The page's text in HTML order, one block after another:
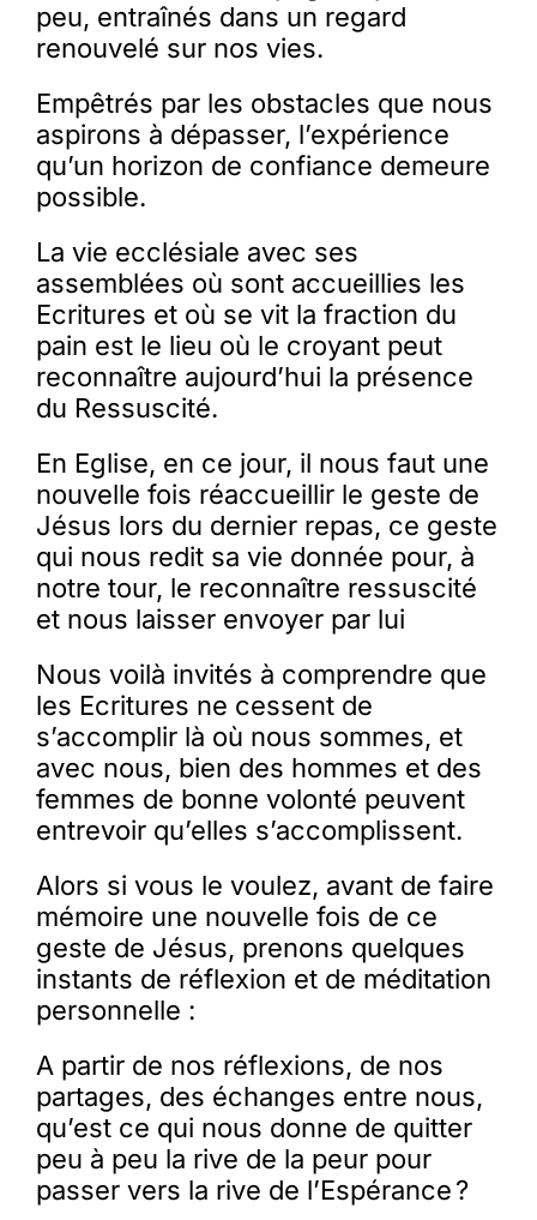
peu, entraînés dans un regard
renouvelé sur nos vies.
Empêtrés par les obstacles que nous
aspirons à dépasser, l’expérience
qu’un horizon de confiance demeure
possible.
La vie ecclésiale avec ses
assemblées où sont accueillies les
Ecritures et où se vit la fraction du
pain est le lieu où le croyant peut
reconnaître aujourd’hui la présence
du Ressuscité.
En Eglise, en ce jour, il nous faut une
nouvelle fois réaccueillir le geste de
Jésus lors du dernier repas, ce geste
qui nous redit sa vie donnée pour, à
notre tour, le reconnaître ressuscité
et nous laisser envoyer par lui
Nous voilà invités à comprendre que
les Ecritures ne cessent de
s’accomplir là où nous sommes, et
avec nous, bien des hommes et des
femmes de bonne volonté peuvent
entrevoir qu’elles s’accomplissent.
Alors si vous le voulez, avant de faire
mémoire une nouvelle fois de ce
geste de Jésus, prenons quelques
instants de réflexion et de méditation
personnelle :
A partir de nos réflexions, de nos
partages, des échanges entre nous,
qu’est ce qui nous donne de quitter
peu à peu la rive de la peur pour
passer vers la rive de l’Espérance ?